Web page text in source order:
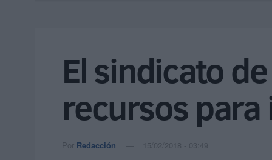
El sindicato
recursos
Por Redacción 15/02/2018 - 03:49